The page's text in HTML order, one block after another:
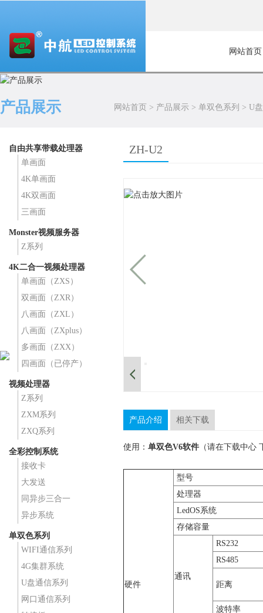
网站首页
产品展示 网站首页 > 产品展示 > 单双色系列 > U
自由共享带载处理器
单画面
4K单画面
4K双画面
三画面
Monster视频服务器
Z系列
4K二合一视频处理器
单画面（ZXS）
双画面（ZXR）
八画面（ZXL）
八画面（ZXplus）
多画面（ZXX）
四画面（已停产）
视频处理器
Z系列
ZXM系列
ZXQ系列
全彩控制系统
接收卡
大发送
同异步三合一
异步系统
单双色系列
WIFI通信系列
4G集群系统
U盘通信系列
网口通信系列
ZH-U2
产品介绍 相关下载
使用： 单双色V6软件 （请在下载中心
硬件
型号
处理器
LedOS系统
存储容量
通讯
RS232
RS485
距离
波特率